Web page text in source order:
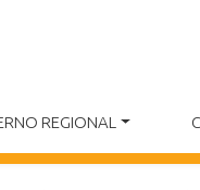
REGIONAL